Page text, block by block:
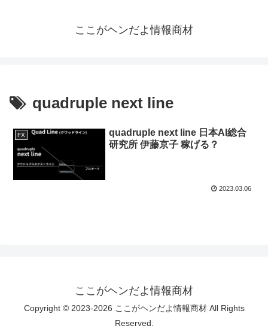
ここがヘンだよ情報商材
quadruple next line
FX
quadruple next line 日本AI総合
研究所 伊藤京子 稼げる？
2023.03.06
ここがヘンだよ情報商材
Copyright © 2023-2026 ここがヘンだよ情報商材 All Rights
Reserved.